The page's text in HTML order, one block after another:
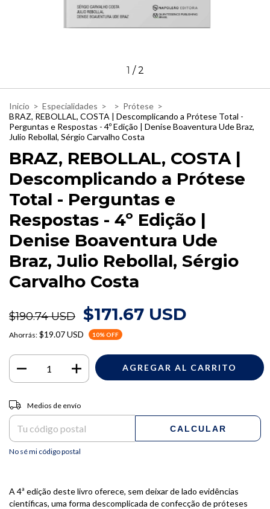
1 /2
Inicio > Especialidades > > Prótese >
BRAZ, REBOLLAL, COSTA | Descomplicando a Prótese Total -
Perguntas e Respostas - 4º Edição | Denise Boaventura Ude Braz,
Julio Rebollal, Sérgio Carvalho Costa
BRAZ, REBOLLAL, COSTA |
Descomplicando a Prótese
Total - Perguntas e
Respostas - 4º Edição |
Denise Boaventura Ude
Braz, Julio Rebollal, Sérgio
Carvalho Costa
$190.74 USD $171.67 USD
Ahorrás: $19.07 USD 10% OFF
Entregas para el CP:
Medios de envío
CALCULAR
No sé mi código postal
A 4ª edição deste livro oferece, sem deixar de lado evidências
científicas, uma forma descomplicada de confecção de próteses